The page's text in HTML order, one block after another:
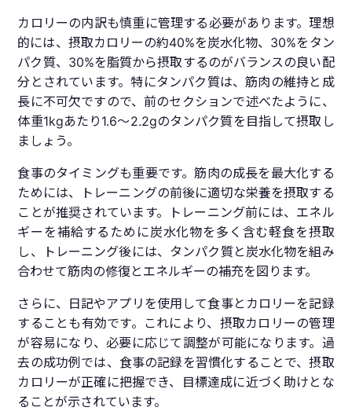
カロリーの内訳も慎重に管理する必要があります。理想
的には、摂取カロリーの約40%を炭水化物、30%をタン
パク質、30%を脂質から摂取するのがバランスの良い配
分とされています。特にタンパク質は、筋肉の維持と成
長に不可欠ですので、前のセクションで述べたように、
体重1kgあたり1.6～2.2gのタンパク質を目指して摂取し
ましょう。
食事のタイミングも重要です。筋肉の成長を最大化する
ためには、トレーニングの前後に適切な栄養を摂取する
ことが推奨されています。トレーニング前には、エネル
ギーを補給するために炭水化物を多く含む軽食を摂取
し、トレーニング後には、タンパク質と炭水化物を組み
合わせて筋肉の修復とエネルギーの補充を図ります。
さらに、日記やアプリを使用して食事とカロリーを記録
することも有効です。これにより、摂取カロリーの管理
が容易になり、必要に応じて調整が可能になります。過
去の成功例では、食事の記録を習慣化することで、摂取
カロリーが正確に把握でき、目標達成に近づく助けとな
ることが示されています。